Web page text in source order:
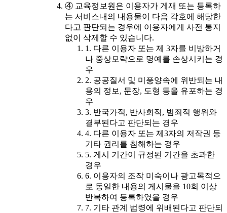
④ 교육정보원은 이용자가 게재 또는 등록하
는 서비스내의 내용물이 다음 각호에 해당한
다고 판단되는 경우에 이용자에게 사전 통지
없이 삭제할 수 있습니다.
1. 다른 이용자 또는 제 3자를 비방하거
나 중상모략으로 명예를 손상시키는 경
우
2. 공공질서 및 미풍양속에 위반되는 내
용의 정보, 문장, 도형 등을 유포하는 경
우
3. 반국가적, 반사회적, 범죄적 행위와
결부된다고 판단되는 경우
4. 다른 이용자 또는 제3자의 저작권 등
기타 권리를 침해하는 경우
5. 게시 기간이 규정된 기간을 초과한
경우
6. 이용자의 조작 미숙이나 광고목적으
로 동일한 내용의 게시물을 10회 이상
반복하여 등록하였을 경우
7. 기타 관계 법령에 위배된다고 판단되